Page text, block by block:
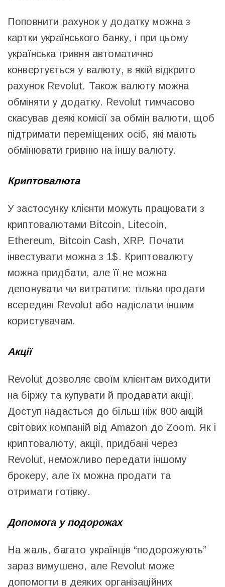
Поповнити рахунок у додатку можна з
картки українського банку, і при цьому
українська гривня автоматично
конвертується у валюту, в якій відкрито
рахунок Revolut. Також валюту можна
обміняти у додатку. Revolut тимчасово
скасував деякі комісії за обмін валюти, щоб
підтримати переміщених осіб, які мають
обмінювати гривню на іншу валюту.
Криптовалюта
У застосунку клієнти можуть працювати з
криптовалютами Bitcoin, Litecoin,
Ethereum, Bitcoin Cash, XRP. Почати
інвестувати можна з 1$. Криптовалюту
можна придбати, але її не можна
депонувати чи витратити: тільки продати
всередині Revolut або надіслати іншим
користувачам.
Акції
Revolut дозволяє своїм клієнтам виходити
на біржу та купувати й продавати акції.
Доступ надається до більш ніж 800 акцій
світових компаній від Amazon до Zoom. Як і
криптовалюту, акції, придбані через
Revolut, неможливо передати іншому
брокеру, але їх можна продати та
отримати готівку.
Допомога у подорожах
На жаль, багато українців “подорожують”
зараз вимушено, але Revolut може
допомогти в деяких організаційних